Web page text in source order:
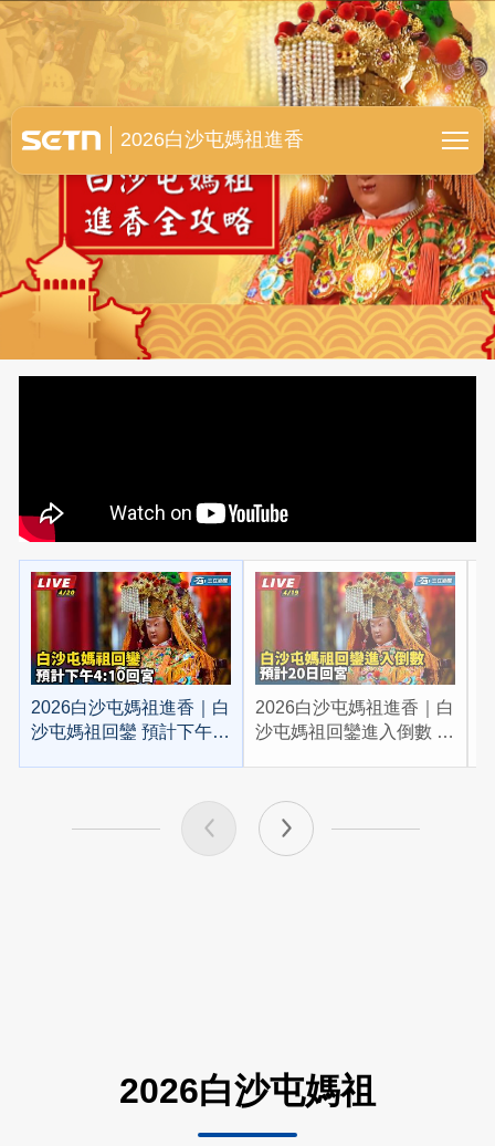
白沙屯媽祖進香全紀錄
2026白沙屯媽祖進香
2026白沙屯媽祖進香｜白
沙屯媽祖回鑾 預計下午
2026白沙屯媽祖進香｜白
沙屯媽祖回鑾進入倒數 預
2026白沙屯媽祖